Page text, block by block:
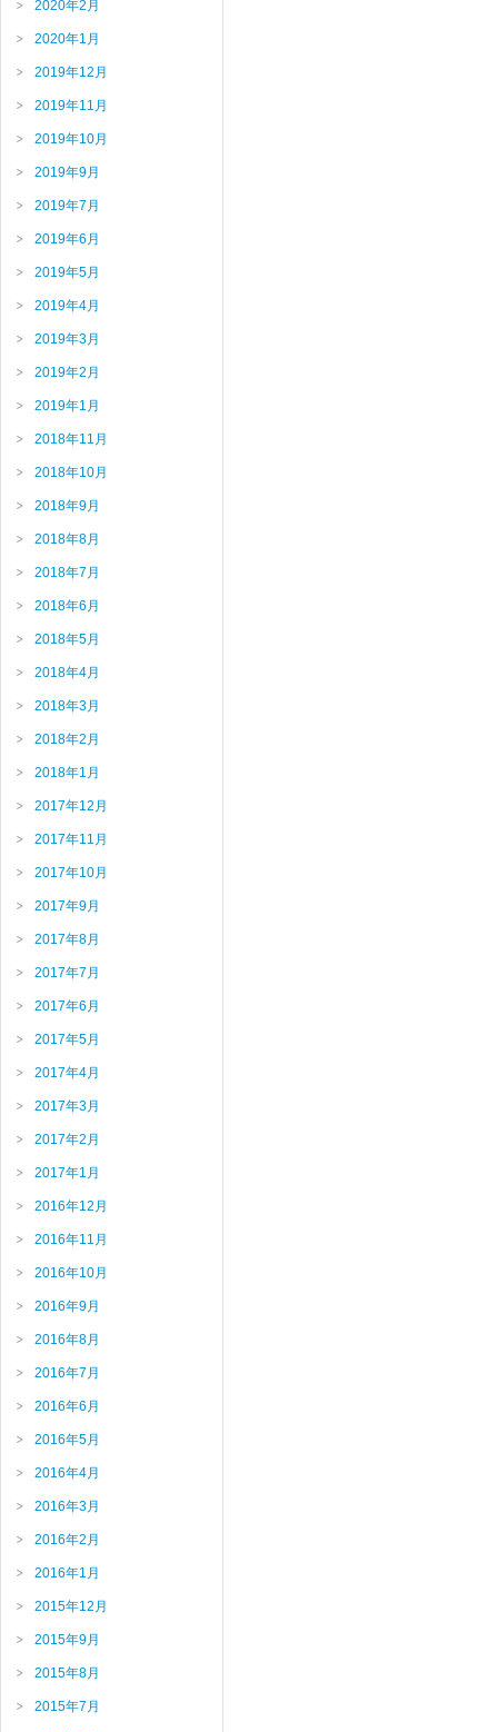
2020年2月
2020年1月
2019年12月
2019年11月
2019年10月
2019年9月
2019年7月
2019年6月
2019年5月
2019年4月
2019年3月
2019年2月
2019年1月
2018年11月
2018年10月
2018年9月
2018年8月
2018年7月
2018年6月
2018年5月
2018年4月
2018年3月
2018年2月
2018年1月
2017年12月
2017年11月
2017年10月
2017年9月
2017年8月
2017年7月
2017年6月
2017年5月
2017年4月
2017年3月
2017年2月
2017年1月
2016年12月
2016年11月
2016年10月
2016年9月
2016年8月
2016年7月
2016年6月
2016年5月
2016年4月
2016年3月
2016年2月
2016年1月
2015年12月
2015年9月
2015年8月
2015年7月